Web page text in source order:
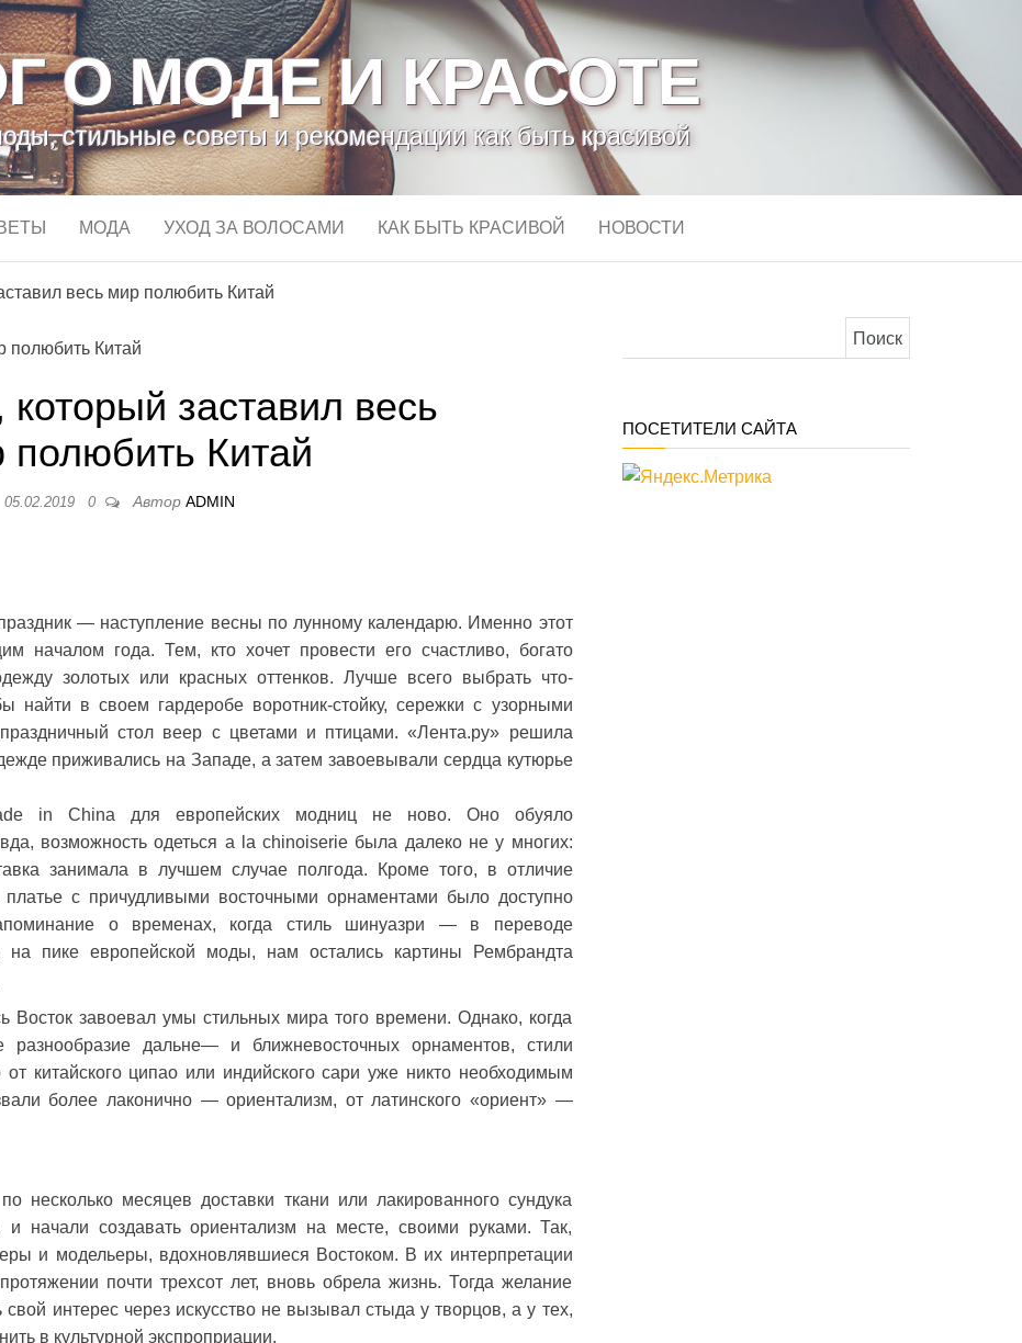
О МОДЕ И КРАСОТЕ
стильные советы и рекомендации как быть красивой
МОДА УХОД ЗА ВОЛОСАМИ КАК БЫТЬ КРАСИВОЙ НОВОСТИ
весь мир полюбить Китай
заставил весь
полюбить Китай
05.02.2019 0 Автор ADMIN
— наступление весны по лунному календарю. Именно этот
началом года. Тем, кто хочет провести его счастливо, богато
золотых или красных оттенков. Лучше всего выбрать что-
найти в своем гардеробе воротник-стойку, сережки с узорными
стол веер с цветами и птицами. «Лента.ру» решила
приживались на Западе, а затем завоевывали сердца кутюрье
in China для европейских модниц не ново. Оно обуяло
возможность одеться a la chinoiserie была далеко не у многих:
занимала в лучшем случае полгода. Кроме того, в отличие
платье с причудливыми восточными орнаментами было доступно
о временах, когда стиль шинуазри — в переводе
пике европейской моды, нам остались картины Рембрандта
Восток завоевал умы стильных мира того времени. Однако, когда
разнообразие дальне— и ближневосточных орнаментов, стили
китайского ципао или индийского сари уже никто необходимым
более лаконично — ориентализм, от латинского «ориент» —
несколько месяцев доставки ткани или лакированного сундука
начали создавать ориентализм на месте, своими руками. Так,
и модельеры, вдохновлявшиеся Востоком. В их интерпретации
почти трехсот лет, вновь обрела жизнь. Тогда желание
свой интерес через искусство не вызывал стыда у творцов, а у тех,
в культурной экспроприации.
ПОСЕТИТЕЛИ САЙТА